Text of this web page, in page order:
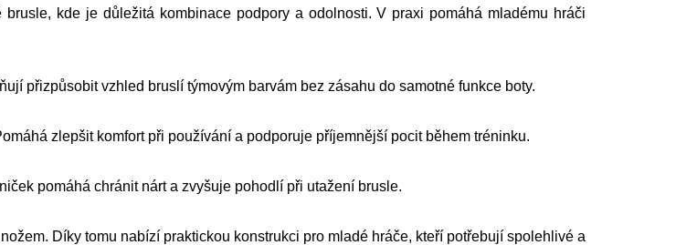
kde je důležitá kombinace podpory a odolnosti. V praxi pomáhá mladému hráči
přizpůsobit vzhled bruslí týmovým barvám bez zásahu do samotné funkce boty.
zlepšit komfort při používání a podporuje příjemnější pocit během tréninku.
pomáhá chránit nárt a zvyšuje pohodlí při utažení brusle.
Díky tomu nabízí praktickou konstrukci pro mladé hráče, kteří potřebují spolehlivé a